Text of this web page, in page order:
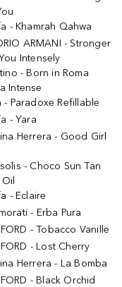
- Khamrah Qahwa
ARMANI - Stronger
Intensely
- Born in Roma
Intense
- Paradoxe Refillable
- Yara
Herrera - Good Girl
- Choco Sun Tan
- Eclaire
- Erba Pura
- Tobacco Vanille
- Lost Cherry
Herrera - La Bomba
- Black Orchid